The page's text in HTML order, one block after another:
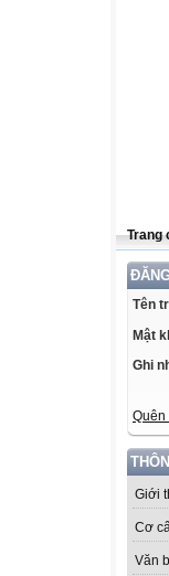
Trang
Tên
Mật
Ghi
Quên
Giới
Cơ
Văn